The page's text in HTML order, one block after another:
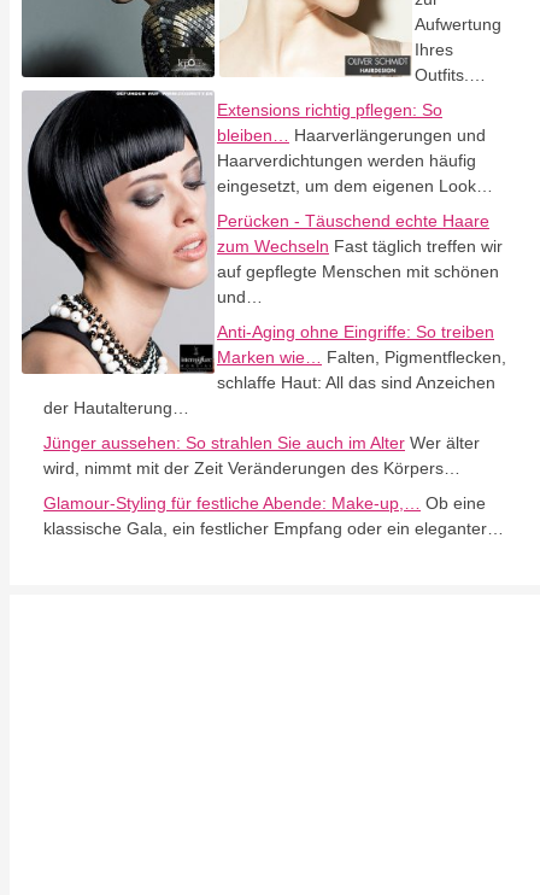
Aufwertung
Ihres
Outfits.…
Extensions richtig pflegen: So
bleiben…
Haarverlängerungen und
Haarverdichtungen werden häufig
eingesetzt, um dem eigenen Look…
Perücken - Täuschend echte Haare
zum Wechseln Fast täglich treffen wir
auf gepflegte Menschen mit schönen
und…
Anti-Aging ohne Eingriffe: So treiben
Marken wie…
Falten, Pigmentflecken,
schlaffe Haut: All das sind Anzeichen
der Hautalterung…
Jünger aussehen: So strahlen Sie auch im Alter Wer älter
wird, nimmt mit der Zeit Veränderungen des Körpers…
Glamour-Styling für festliche Abende: Make-up,…
Ob eine
klassische Gala, ein festlicher Empfang oder ein eleganter…